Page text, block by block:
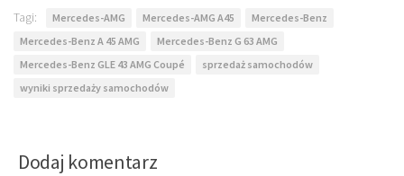
Tagi: Mercedes-AMG Mercedes-AMG A45
Mercedes-Benz
Mercedes-Benz A 45 AMG
Mercedes-Benz G 63 AMG
Mercedes-Benz GLE 43 AMG Coupé
sprzedaż samochodów
wyniki sprzedaży samochodów
Dodaj komentarz